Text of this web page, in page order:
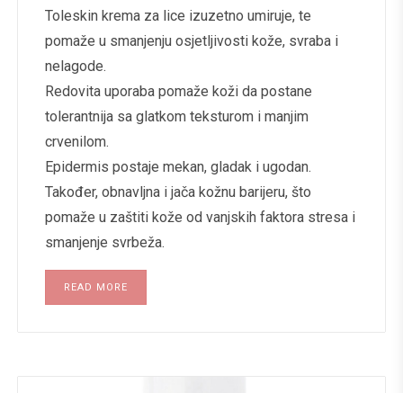
Toleskin krema za lice izuzetno umiruje, te
pomaže u smanjenju osjetljivosti kože, svraba i
nelagode.
Redovita uporaba pomaže koži da postane
tolerantnija sa glatkom teksturom i manjim
crvenilom.
Epidermis postaje mekan, gladak i ugodan.
Također, obnavljna i jača kožnu barijeru, što
pomaže u zaštiti kože od vanjskih faktora stresa i
smanjenje svrbeža.
READ MORE